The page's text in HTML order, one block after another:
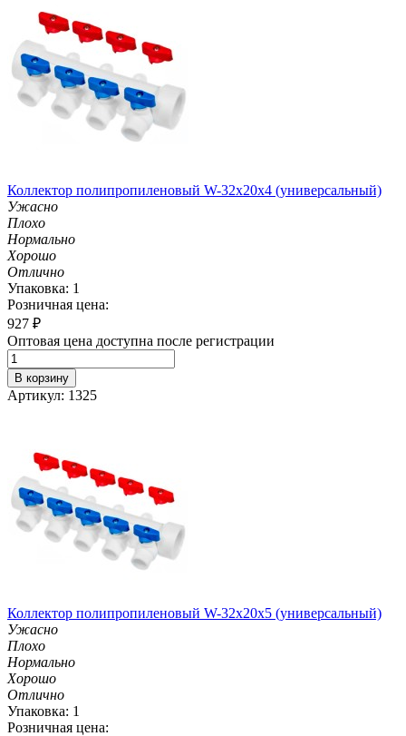
Коллектор полипропиленовый W-32х20х4 (универсальный)
Ужасно
Плохо
Нормально
Хорошо
Отлично
Упаковка: 1
Розничная цена:
927 ₽
Оптовая цена доступна после регистрации
В корзину
Артикул: 1325
Коллектор полипропиленовый W-32х20х5 (универсальный)
Ужасно
Плохо
Нормально
Хорошо
Отлично
Упаковка: 1
Розничная цена: